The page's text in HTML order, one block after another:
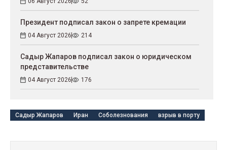
Президент подписал закон о запрете кремации
04 Август 2026 214
Садыр Жапаров подписал закон о юридическом
представительстве
04 Август 2026 176
Садыр Жапаров Иран Соболезнования взрыв в порту